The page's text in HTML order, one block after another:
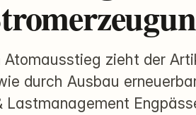
Atomausstieg zieht der
durch Ausbau
Lastmanagement